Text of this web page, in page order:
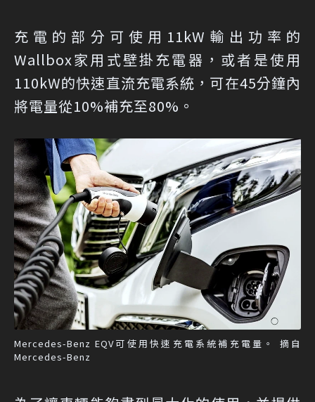
充電的部分可使用11kW輸出功率的
Wallbox家用式壁掛充電器，或者是使用
110kW的快速直流充電系統，可在45分鐘內
將電量從10%補充至80%。
Mercedes-Benz EQV可使用快速充電系統補充電量。 摘自
Mercedes-Benz